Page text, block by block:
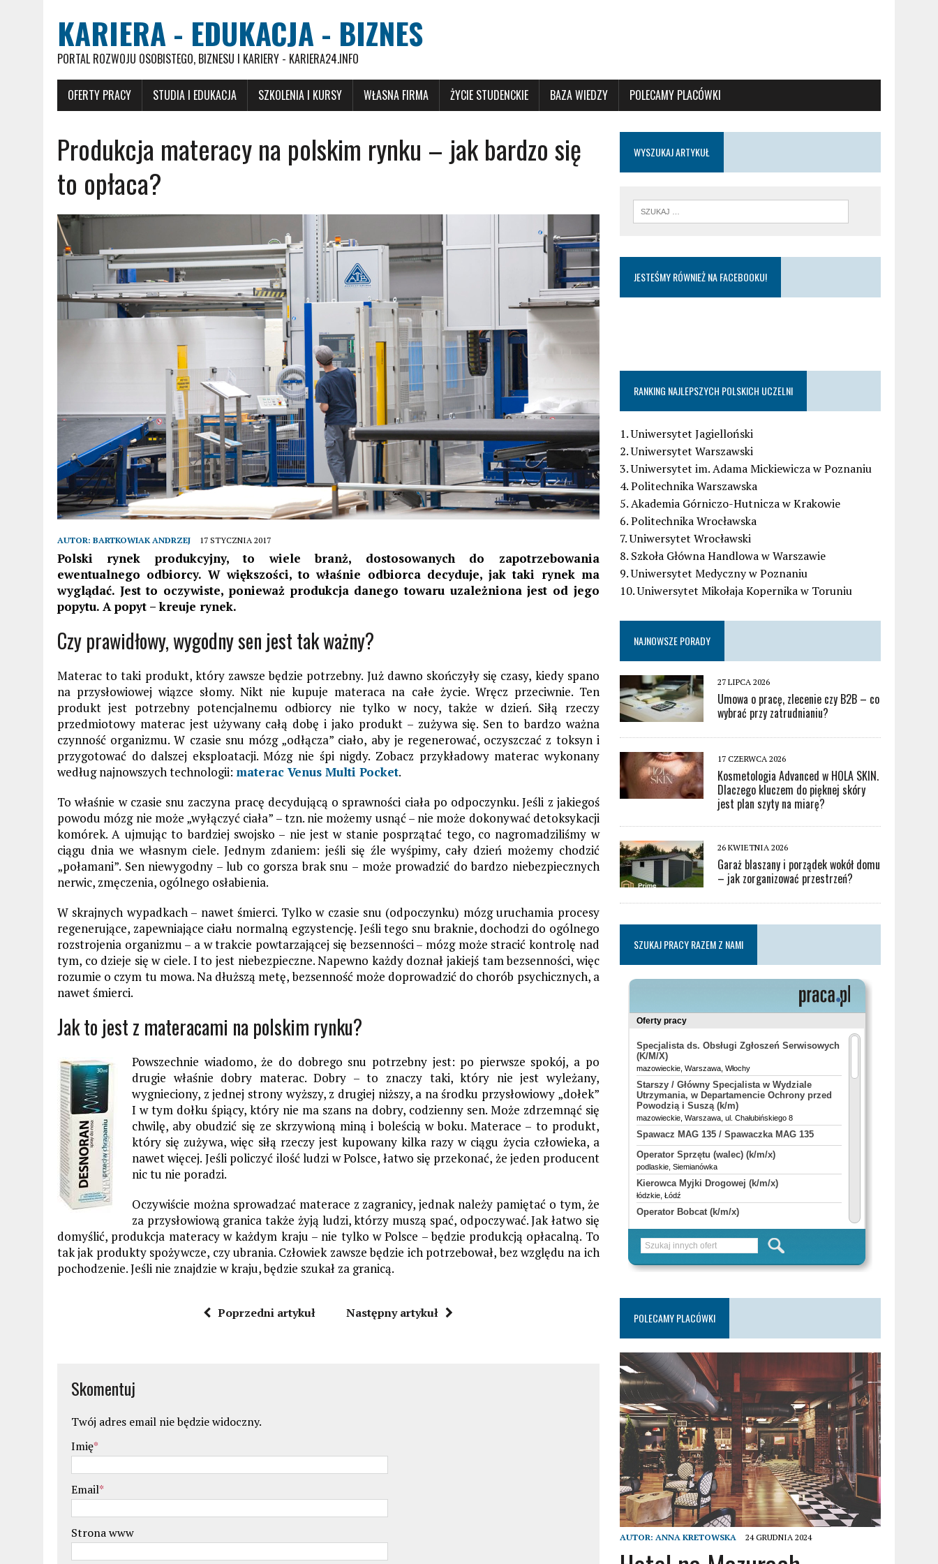
KARIERA - EDUKACJA - BIZNES
PORTAL ROZWOJU OSOBISTEGO, BIZNESU I KARIERY - KARIERA24.INFO
OFERTY PRACY STUDIA I EDUKACJA SZKOLENIA I KURSY WŁASNA FIRMA ŻYCIE STUDENCKIE BAZA WIEDZY POLECAMY PLACÓWKI
Produkcja materacy na polskim rynku – jak bardzo się
to opłaca?
AUTOR: BARTKOWIAK ANDRZEJ 17 STYCZNIA 2017
Polski rynek produkcyjny, to wiele branż, dostosowanych do zapotrzebowania
ewentualnego odbiorcy. W większości, to właśnie odbiorca decyduje, jak taki rynek ma
wyglądać. Jest to oczywiste, ponieważ produkcja danego towaru uzależniona jest od jego
popytu. A popyt – kreuje rynek.
Czy prawidłowy, wygodny sen jest tak ważny?
Materac to taki produkt, który zawsze będzie potrzebny. Już dawno skończyły się czasy, kiedy spano
na przysłowiowej wiązce słomy. Nikt nie kupuje materaca na całe życie. Wręcz przeciwnie. Ten
produkt jest potrzebny potencjalnemu odbiorcy nie tylko w nocy, także w dzień. Siłą rzeczy
przedmiotowy materac jest używany całą dobę i jako produkt – zużywa się. Sen to bardzo ważna
czynność organizmu. W czasie snu mózg „odłącza” ciało, aby je regenerować, oczyszczać z toksyn i
przygotować do dalszej eksploatacji. Mózg nie śpi nigdy. Zobacz przykładowy materac wykonany
według najnowszych technologii: materac Venus Multi Pocket.
To właśnie w czasie snu zaczyna pracę decydującą o sprawności ciała po odpoczynku. Jeśli z jakiegoś
powodu mózg nie może „wyłączyć ciała” – tzn. nie możemy usnąć – nie może dokonywać detoksykacji
komórek. A ujmując to bardziej swojsko – nie jest w stanie posprzątać tego, co nagromadziliśmy w
ciągu dnia we własnym ciele. Jednym zdaniem: jeśli się źle wyśpimy, cały dzień możemy chodzić
„połamani”. Sen niewygodny – lub co gorsza brak snu – może prowadzić do bardzo niebezpiecznych
nerwic, zmęczenia, ogólnego osłabienia.
W skrajnych wypadkach – nawet śmierci. Tylko w czasie snu (odpoczynku) mózg uruchamia procesy
regenerujące, zapewniające ciału normalną egzystencję. Jeśli tego snu braknie, dochodzi do ogólnego
rozstrojenia organizmu – a w trakcie powtarzającej się bezsenności – mózg może stracić kontrolę nad
tym, co dzieje się w ciele. I to jest niebezpieczne. Napewno każdy doznał jakiejś tam bezsenności, więc
rozumie o czym tu mowa. Na dłuższą metę, bezsenność może doprowadzić do chorób psychicznych, a
nawet śmierci.
Jak to jest z materacami na polskim rynku?
Powszechnie wiadomo, że do dobrego snu potrzebny jest: po pierwsze spokój, a po
drugie właśnie dobry materac. Dobry – to znaczy taki, który nie jest wyleżany,
wygnieciony, z jednej strony wyższy, z drugiej niższy, a na środku przysłowiowy „dołek”
I w tym dołku śpiący, który nie ma szans na dobry, codzienny sen. Może zdrzemnąć się
chwilę, aby obudzić się ze skrzywioną miną i boleścią w boku. Materace – to produkt,
który się zużywa, więc siłą rzeczy jest kupowany kilka razy w ciągu życia człowieka, a
nawet więcej. Jeśli policzyć ilość ludzi w Polsce, łatwo się przekonać, że jeden producent
nic tu nie poradzi.
Oczywiście można sprowadzać materace z zagranicy, jednak należy pamiętać o tym, że
za przysłowiową granica także żyją ludzi, którzy muszą spać, odpoczywać. Jak łatwo się
domyślić, produkcja materacy w każdym kraju – nie tylko w Polsce – będzie produkcją opłacalną. To
tak jak produkty spożywcze, czy ubrania. Człowiek zawsze będzie ich potrzebował, bez względu na ich
pochodzenie. Jeśli nie znajdzie w kraju, będzie szukał za granicą.
Poprzedni artykuł Następny artykuł
Skomentuj
Twój adres email nie będzie widoczny.
Imię*
Email*
Strona www
WYSZUKAJ ARTYKUŁ
JESTEŚMY RÓWNIEŻ NA FACEBOOKU!
RANKING NAJLEPSZYCH POLSKICH UCZELNI
1. Uniwersytet Jagielloński
2. Uniwersytet Warszawski
3. Uniwersytet im. Adama Mickiewicza w Poznaniu
4. Politechnika Warszawska
5. Akademia Górniczo-Hutnicza w Krakowie
6. Politechnika Wrocławska
7. Uniwersytet Wrocławski
8. Szkoła Główna Handlowa w Warszawie
9. Uniwersytet Medyczny w Poznaniu
10. Uniwersytet Mikołaja Kopernika w Toruniu
NAJNOWSZE PORADY
27 LIPCA 2026
Umowa o pracę, zlecenie czy B2B – co
wybrać przy zatrudnianiu?
17 CZERWCA 2026
Kosmetologia Advanced w HOLA SKIN.
Dlaczego kluczem do pięknej skóry
jest plan szyty na miarę?
26 KWIETNIA 2026
Garaż blaszany i porządek wokół domu
– jak zorganizować przestrzeń?
SZUKAJ PRACY RAZEM Z NAMI
POLECAMY PLACÓWKI
AUTOR: ANNA KRETOWSKA 24 GRUDNIA 2024